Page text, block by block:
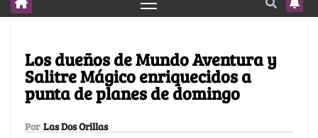
Los dueños de Mundo Aventura y
Salitre Mágico enriquecidos a
punta de planes de domingo
Por Las Dos Orillas